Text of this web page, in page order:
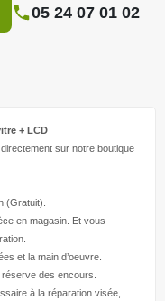
05 24 07 01 02
+ LCD
sur notre boutique
(Gratuit).
en magasin. Et vous
et la main d’oeuvre
des encours.
à la réparation visée,